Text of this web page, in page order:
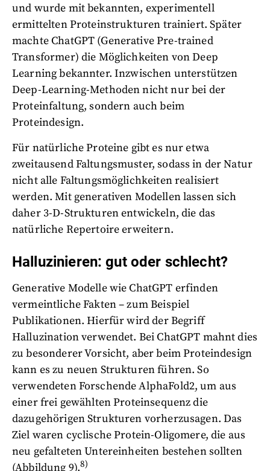
und wurde mit bekannten, experimentell
ermittelten Proteinstrukturen trainiert. Später
machte ChatGPT (Generative Pre-trained
Transformer) die Möglichkeiten von Deep
Learning bekannter. Inzwischen unterstützen
Deep-Learning-Methoden nicht nur bei der
Proteinfaltung, sondern auch beim
Proteindesign.
Für natürliche Proteine gibt es nur etwa
zweitausend Faltungsmuster, sodass in der Natur
nicht alle Faltungsmöglichkeiten realisiert
werden. Mit generativen Modellen lassen sich
daher 3-D-Strukturen entwickeln, die das
natürliche Repertoire erweitern.
Halluzinieren: gut oder schlecht?
Generative Modelle wie ChatGPT erfinden
vermeintliche Fakten – zum Beispiel
Publikationen. Hierfür wird der Begriff
Halluzination verwendet. Bei ChatGPT mahnt dies
zu besonderer Vorsicht, aber beim Proteindesign
kann es zu neuen Strukturen führen. So
verwendeten Forschende AlphaFold2, um aus
einer frei gewählten Proteinsequenz die
dazugehörigen Strukturen vorherzusagen. Das
Ziel waren cyclische Protein-Oligomere, die aus
neu gefalteten Untereinheiten bestehen sollten
(Abbildung 9).8)